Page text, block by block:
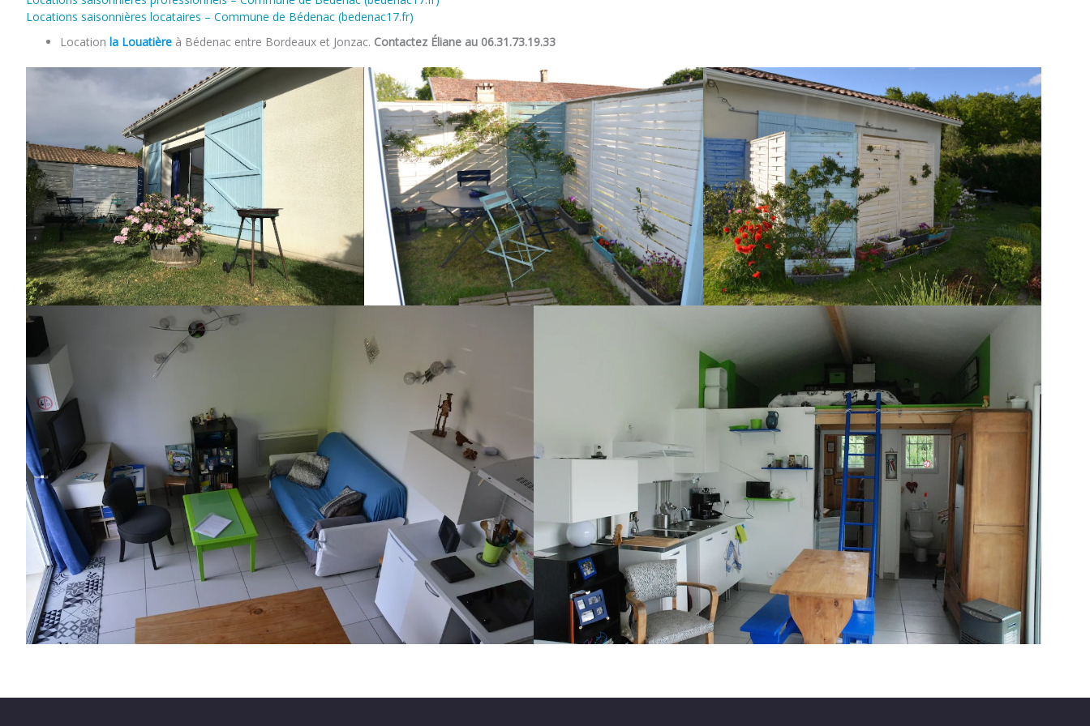
Locations saisonnières locataires – Commune de Bédenac (bedenac17.fr)
Location la Louatière à Bédenac entre Bordeaux et Jonzac. Contactez Éliane au 06.31.73.19.33